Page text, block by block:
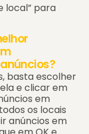
local” para
basta escolher
e clicar em
em
os locais
anúncios em